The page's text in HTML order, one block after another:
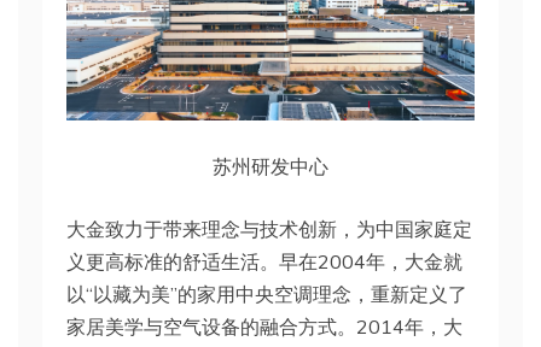
苏州研发中心
大金致力于带来理念与技术创新，为中国家庭定
义更高标准的舒适生活。早在2004年，大金就
以“以藏为美”的家用中央空调理念，重新定义了
家居美学与空气设备的融合方式。2014年，大